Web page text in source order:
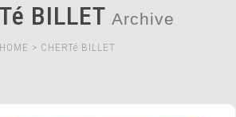
BILLET Archive
HOME > CHERTé BILLET